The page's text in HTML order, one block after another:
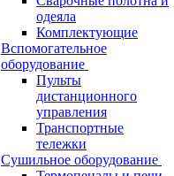
одеяла
Комплектующие
Вспомогательное
оборудование
Пульты
дистанционного
управления
Транспортные
тележки
Сушильное оборудование